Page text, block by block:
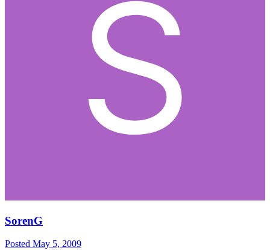
SorenG
Posted May 5, 2009